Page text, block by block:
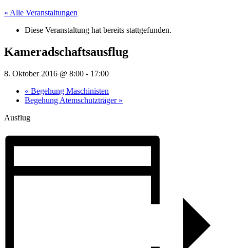
« Alle Veranstaltungen
Diese Veranstaltung hat bereits stattgefunden.
Kameradschaftsausflug
8. Oktober 2016 @ 8:00 - 17:00
« Begehung Maschinisten
Begehung Atemschutzträger »
Ausflug